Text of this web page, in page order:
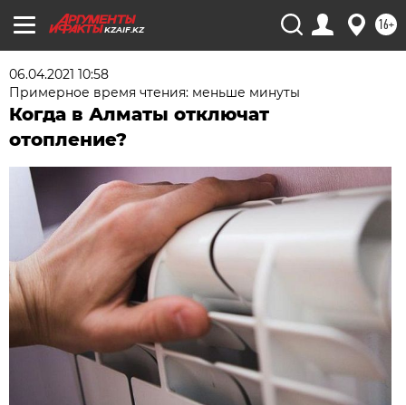
KZAIF.KZ 16+
06.04.2021 10:58
Примерное время чтения: меньше минуты
Когда в Алматы отключат
отопление?